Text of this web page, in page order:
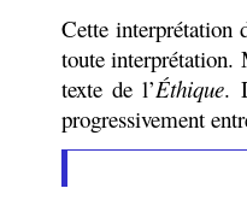
Cette interprétation
toute interprétation.
texte de l’Éthique.
progressivement